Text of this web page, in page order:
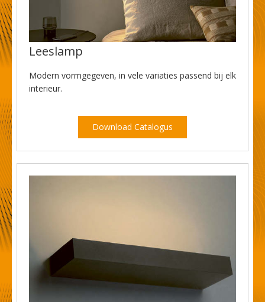
Leeslamp
Modern vormgegeven, in vele variaties passend bij elk
interieur.
Download Catalogus